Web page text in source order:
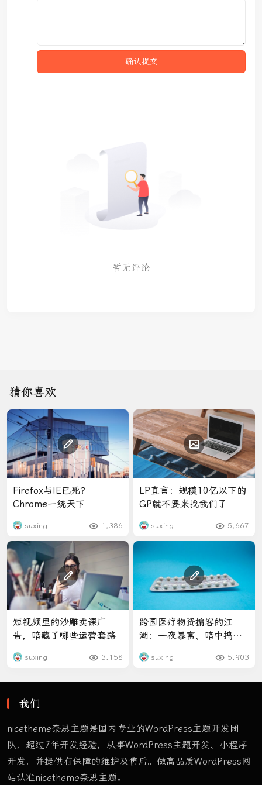
暂无评论
猜你喜欢
Firefox与IE已死？
Chrome一统天下
suxing 1,386
LP直言：规模10亿以下的
GP就不要来找我们了
suxing 5,667
短视频里的沙雕卖课广
告，暗藏了哪些运营套路
suxing 3,158
跨国医疗物资掮客的江
湖：一夜暴富、暗中捣鬼
suxing 5,903
我们
nicetheme奈思主题是国内专业的WordPress主题开发团
队，超过7年开发经验，从事WordPress主题开发、小程序
开发，并提供有保障的维护及售后。做高品质WordPress网
站认准nicetheme奈思主题。